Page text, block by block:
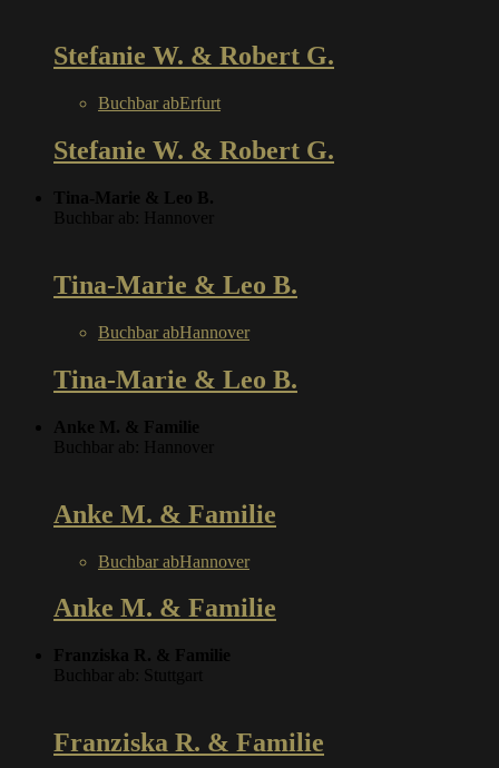
Stefanie W. & Robert G.
Buchbar abErfurt
Stefanie W. & Robert G.
Tina-Marie & Leo B.
Buchbar ab: Hannover
Tina-Marie & Leo B.
Buchbar abHannover
Tina-Marie & Leo B.
Anke M. & Familie
Buchbar ab: Hannover
Anke M. & Familie
Buchbar abHannover
Anke M. & Familie
Franziska R. & Familie
Buchbar ab: Stuttgart
Franziska R. & Familie